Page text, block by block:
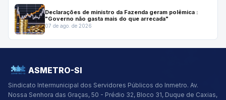
Declarações de ministro da Fazenda geram polêmica :
"Governo não gasta mais do que arrecada"
07 de ago. de 2026
ASMETRO-SI
Sindicato Intermunicipal dos Servidores Públicos do Inmetro. Av.
Nossa Senhora das Graças, 50 - Prédio 32, Bloco 31, Duque de Caxias,